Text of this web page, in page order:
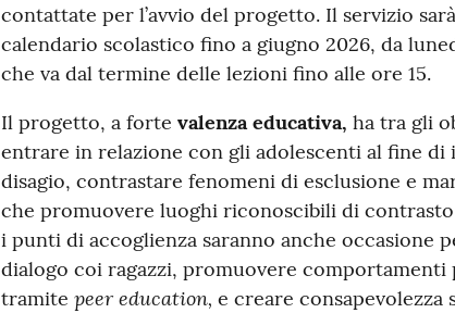
contattate per l’avvio del progetto. Il servizio
calendario scolastico fino a giugno 2026, da
che va dal termine delle lezioni fino alle ore 15.
Il progetto, a forte valenza educativa, ha tra gli
entrare in relazione con gli adolescenti al fine
disagio, contrastare fenomeni di esclusione e
che promuovere luoghi riconoscibili di
i punti di accoglienza saranno anche occasione
dialogo coi ragazzi, promuovere comportamenti
tramite peer education, e creare consapevolezza